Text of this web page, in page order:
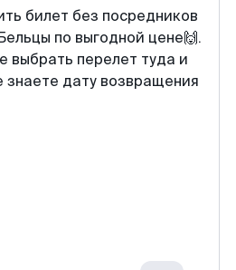
билет без посредников
по выгодной цене🙌.
выбрать перелет туда и
знаете дату возвращения